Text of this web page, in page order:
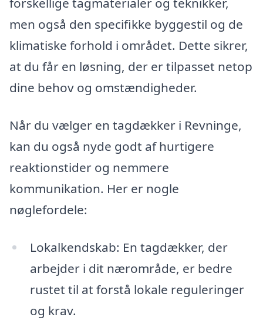
men også den specifikke byggestil og de
klimatiske forhold i området. Dette sikrer,
at du får en løsning, der er tilpasset netop
dine behov og omstændigheder.
Når du vælger en tagdækker i Revninge,
kan du også nyde godt af hurtigere
reaktionstider og nemmere
kommunikation. Her er nogle
nøglefordele:
Lokalkendskab: En tagdækker, der
arbejder i dit nærområde, er bedre
rustet til at forstå lokale reguleringer
og krav.